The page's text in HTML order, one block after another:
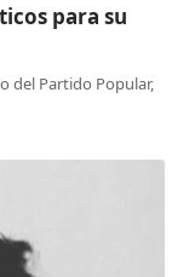
para su
del Partido Popular,